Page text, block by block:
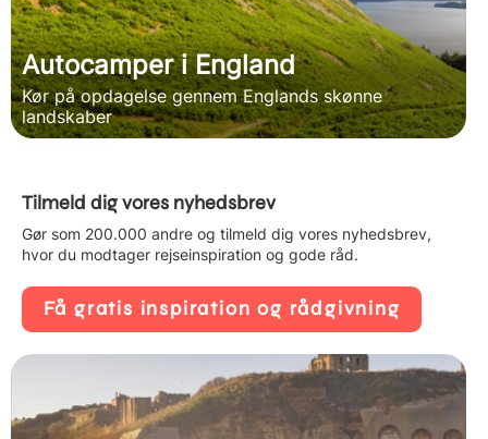
Autocamper i England
Kør på opdagelse gennem Englands skønne
landskaber
Tilmeld dig vores nyhedsbrev
Gør som 200.000 andre og tilmeld dig vores nyhedsbrev,
hvor du modtager rejseinspiration og gode råd.
Få gratis inspiration og rådgivning